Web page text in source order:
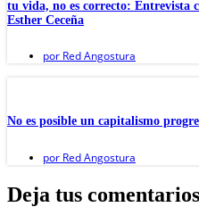
tu vida, no es correcto: Entrevista
Esther Ceceña
por Red Angostura
No es posible un capitalismo
por Red Angostura
Deja tus comentarios